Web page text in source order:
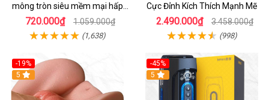
mông tròn siêu mềm mại hấp
dẫn
720.000₫ 1.059.000₫
(1,638)
Cực Đỉnh Kích Thích Mạnh Mẽ
2.490.000₫ 3.458.000₫
(998)
-19%
Hot
5
-45%
Hot
5